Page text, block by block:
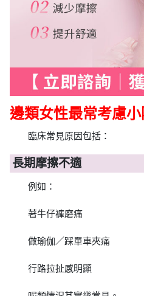
邊類女性最常考慮小
臨床常見原因包括：
長期摩擦不適
例如：
著牛仔褲磨痛
做瑜伽／踩單車夾痛
行路拉扯感明顯